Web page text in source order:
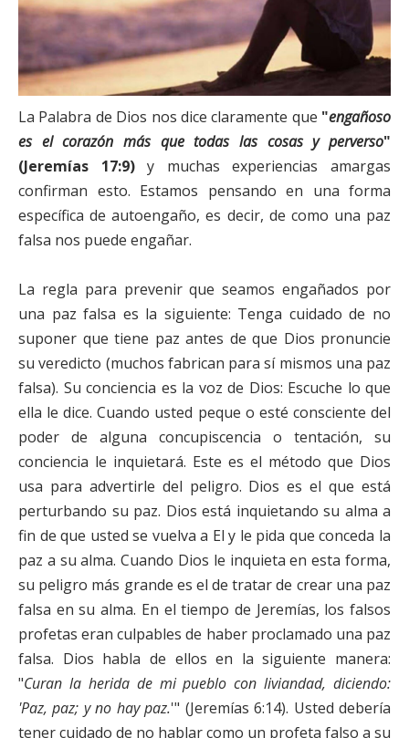
La Palabra de Dios nos dice claramente que "engañoso
es el corazón más que todas las cosas y perverso"
(Jeremías 17:9)y muchas experiencias amargas
confirman esto. Estamos pensando en una forma
específica de autoengaño, es decir, de como una paz
falsa nos puede engañar.
La regla para prevenir que seamos engañados por
una paz falsa es la siguiente: Tenga cuidado de no
suponer que tiene paz antes de que Dios pronuncie
su veredicto (muchos fabrican para sí mismos una paz
falsa). Su conciencia es la voz de Dios: Escuche lo que
ella le dice. Cuando usted peque o esté consciente del
poder de alguna concupiscencia o tentación, su
conciencia le inquietará. Este es el método que Dios
usa para advertirle del peligro. Dios es el que está
perturbando su paz. Dios está inquietando su alma a
fin de que usted se vuelva a El y le pida que conceda la
paz a su alma. Cuando Dios le inquieta en esta forma,
su peligro más grande es el de tratar de crear una paz
falsa en su alma. En el tiempo de Jeremías, los falsos
profetas eran culpables de haber proclamado una paz
falsa. Dios habla de ellos en la siguiente manera:
"Curan la herida de mi pueblo con liviandad, diciendo:
'Paz, paz; y no hay paz.'" (Jeremías 6:14). Usted debería
tener cuidado de no hablar como un profeta falso a su